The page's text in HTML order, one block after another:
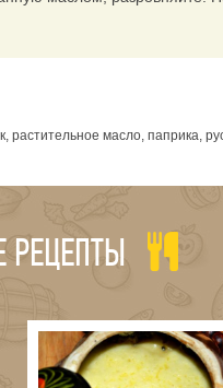
растительное масло, паприка,